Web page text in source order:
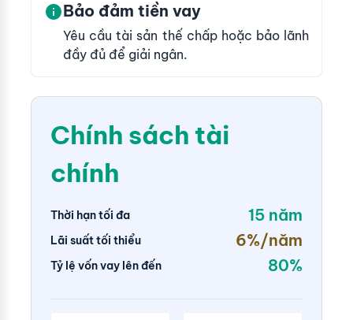
sản
Bảo đảm tiền vay
Yêu cầu tài sản thế chấp hoặc bảo lãnh
đầy đủ để giải ngân.
Chính sách tài
chính
Thời hạn tối đa 15 năm
Lãi suất tối thiểu 6%/năm
Tỷ lệ vốn vay lên đến 80%